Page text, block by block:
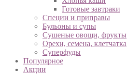
Готовые завтраки
Специи и приправы
Бульоны и супы
Сушеные овощи, фрукты
Орехи, семена, клетчатка
Суперфуды
Популярное
Акции